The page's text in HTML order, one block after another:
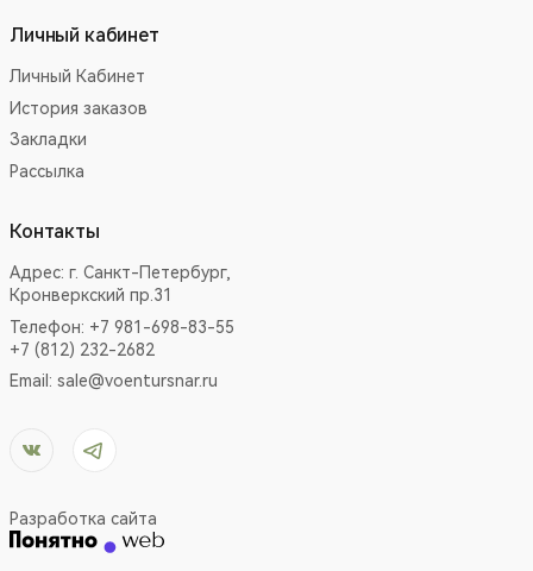
Личный кабинет
Личный Кабинет
История заказов
Закладки
Рассылка
Контакты
Адрес: г. Санкт-Петербург,
Кронверкский пр.31
Телефон: +7 981-698-83-55
+7 (812) 232-2682
Email: sale@voentursnar.ru
Разработка сайта